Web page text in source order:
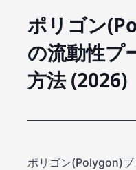
ポリゴン
の流動性プ
方法 (2026)
ポリゴン(Polygon)ブ